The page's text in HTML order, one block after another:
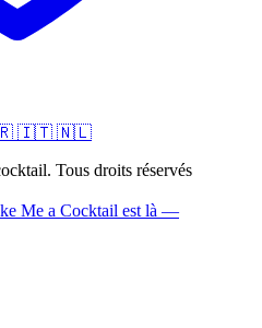
🇮🇹 🇳🇱
Tous droits réservés
Me a Cocktail est là —